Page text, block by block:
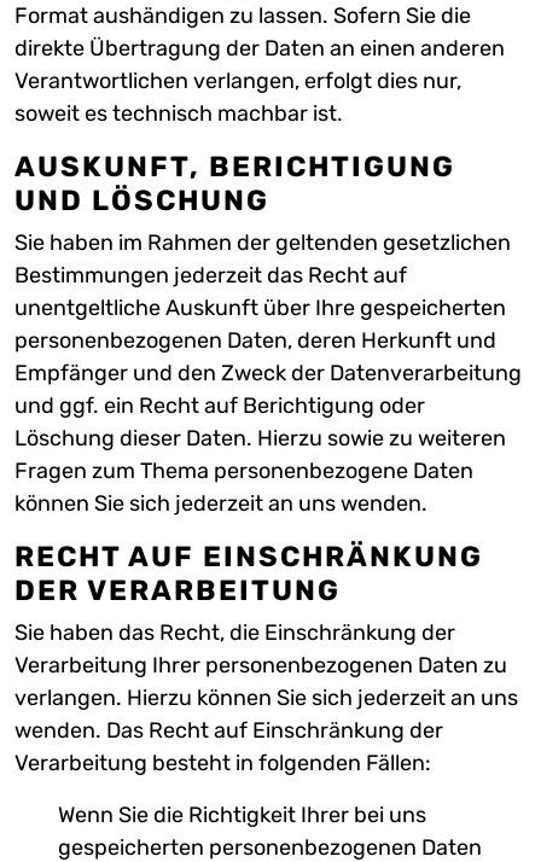
Format aushändigen zu lassen. Sofern Sie die
direkte Übertragung der Daten an einen anderen
Verantwortlichen verlangen, erfolgt dies nur,
soweit es technisch machbar ist.
AUSKUNFT, BERICHTIGUNG
UND LÖSCHUNG
Sie haben im Rahmen der geltenden gesetzlichen
Bestimmungen jederzeit das Recht auf
unentgeltliche Auskunft über Ihre gespeicherten
personenbezogenen Daten, deren Herkunft und
Empfänger und den Zweck der Datenverarbeitung
und ggf. ein Recht auf Berichtigung oder
Löschung dieser Daten. Hierzu sowie zu weiteren
Fragen zum Thema personenbezogene Daten
können Sie sich jederzeit an uns wenden.
RECHT AUF EINSCHRÄNKUNG
DER VERARBEITUNG
Sie haben das Recht, die Einschränkung der
Verarbeitung Ihrer personenbezogenen Daten zu
verlangen. Hierzu können Sie sich jederzeit an uns
wenden. Das Recht auf Einschränkung der
Verarbeitung besteht in folgenden Fällen:
Wenn Sie die Richtigkeit Ihrer bei uns
gespeicherten personenbezogenen Daten